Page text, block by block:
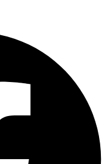
v 13. deň tohto
takmer 30 000 € z okna
o kuriérovi“, je ďalší
ktorý nám poskytlo
pondelok o 18.30.